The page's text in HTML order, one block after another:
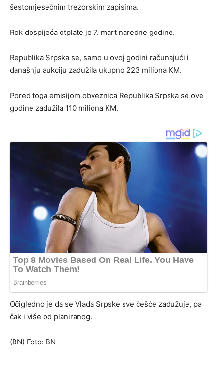
šestomjesečnim trezorskim zapisima.
Rok dospijeća otplate je 7. mart naredne godine.
Republika Srpska se, samo u ovoj godini računajući i
današnju aukciju zadužila ukupno 223 miliona KM.
Pored toga emisijom obveznica Republika Srpska se ove
godine zadužila 110 miliona KM.
Očigledno je da se Vlada Srpske sve češće zadužuje, pa
čak i više od planiranog.
(BN) Foto: BN